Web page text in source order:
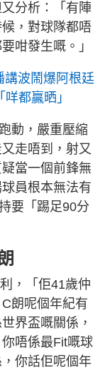
分析：「有陣
，對球隊都唔
咁發生嘅。」
講波鬧爆阿根廷
都贏晒」
動，嚴重壓縮
走唔到，射又
當一個前鋒無
員根本無法有
要「踢足90分
，「佢41歲仲
朗呢個年紀有
界盃嘅關係，
唔係最Fit嘅球
你話佢呢個年